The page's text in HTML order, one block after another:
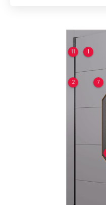
1
2 7
11